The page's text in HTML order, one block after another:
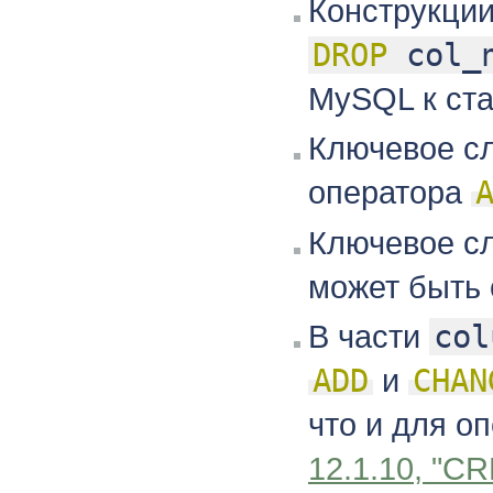
DROP
MySQL к
Ключевое
оператора
Ключевое
может
В части
ADD и
что и для
12.1.10,